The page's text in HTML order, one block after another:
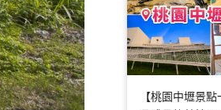
【桃園中壢景